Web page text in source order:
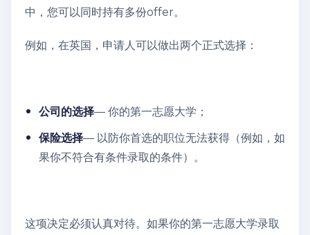
中，您可以同时持有多份offer。
例如，在英国，申请人可以做出两个正式选择：
公司的选择— 你的第一志愿大学；
保险选择— 以防你首选的职位无法获得（例如，如
果你不符合有条件录取的条件）。
这项决定必须认真对待。如果你的第一志愿大学录取